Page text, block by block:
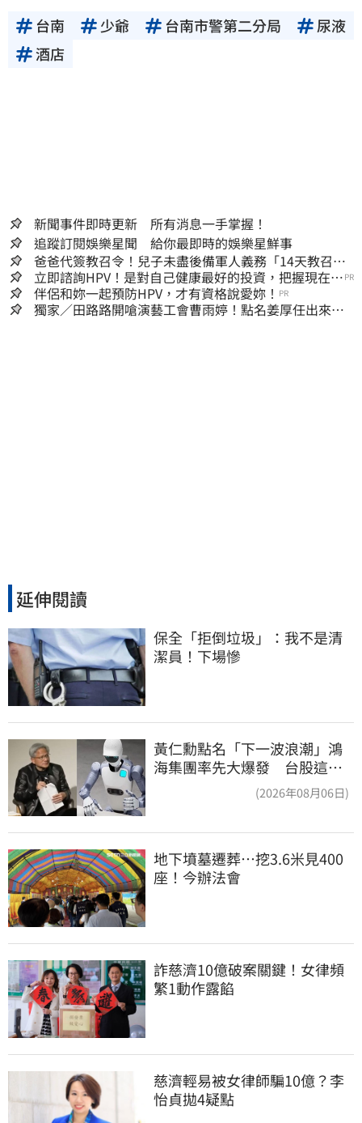
台南 少爺 台南市警第二分局
尿液
酒店
新聞事件即時更新 所有消息一手掌握！
追蹤訂閱娛樂星聞 給你最即時的娛樂星鮮事
爸爸代簽教召令！兒子未盡後備軍人義務「14天教召不
去」換3個月刑期
立即諮詢HPV！是對自己健康最好的投資，把握現在不
嫌晚！
PR
伴侶和妳一起預防HPV，才有資格說愛妳！ PR
獨家／田路路開嗆演藝工會曹雨婷！點名姜厚任出來
延伸閱讀
保全「拒倒垃圾」：我不是清
潔員！下場慘
黃仁勳點名「下一波浪潮」鴻
海集團率先大爆發 台股這族
(2026年08月06日)
地下墳墓遷葬…挖3.6米見400
座！今辦法會
詐慈濟10億破案關鍵！女律頻
繁1動作露餡
慈濟輕易被女律師騙10億？李
怡貞拋4疑點